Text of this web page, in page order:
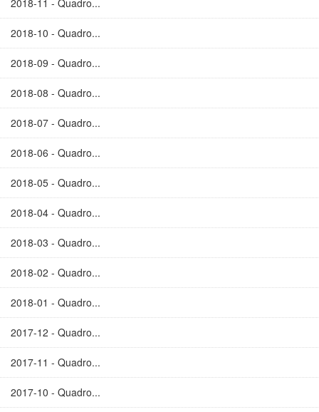
2018-11 - Quadro...
2018-10 - Quadro...
2018-09 - Quadro...
2018-08 - Quadro...
2018-07 - Quadro...
2018-06 - Quadro...
2018-05 - Quadro...
2018-04 - Quadro...
2018-03 - Quadro...
2018-02 - Quadro...
2018-01 - Quadro...
2017-12 - Quadro...
2017-11 - Quadro...
2017-10 - Quadro...